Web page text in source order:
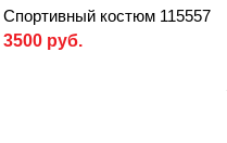
Спортивный костюм 115557
3500 руб.